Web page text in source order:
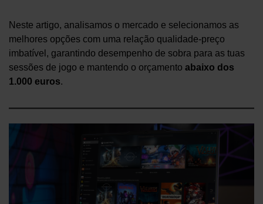
Neste artigo, analisamos o mercado e selecionamos as
melhores opções com uma relação qualidade-preço
imbatível, garantindo desempenho de sobra para as tuas
sessões de jogo e mantendo o orçamento abaixo dos
1.000 euros.